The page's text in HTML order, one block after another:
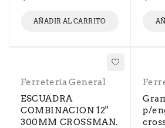
AÑADIR AL CARRITO
Ferretería General
ESCUADRA
COMBINACION 12"
300MM CROSSMAN.
p/